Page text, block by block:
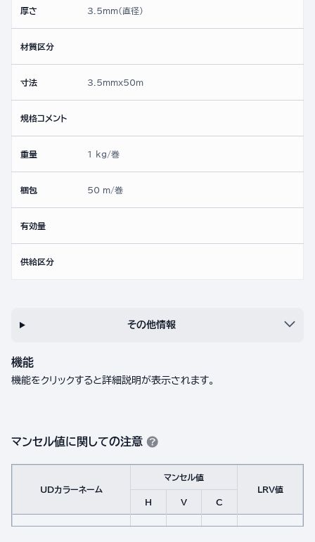
厚さ 3.5mm(直径)
材質区分
寸法 3.5mmx50ｍ
規格コメント
重量 1 kg/巻
梱包 50 m/巻
有効量
供給区分
その他情報
機能
機能をクリックすると詳細説明が表示されます。
マンセル値に関しての注意
UDカラーネーム
マンセル値
LRV値
H
V C